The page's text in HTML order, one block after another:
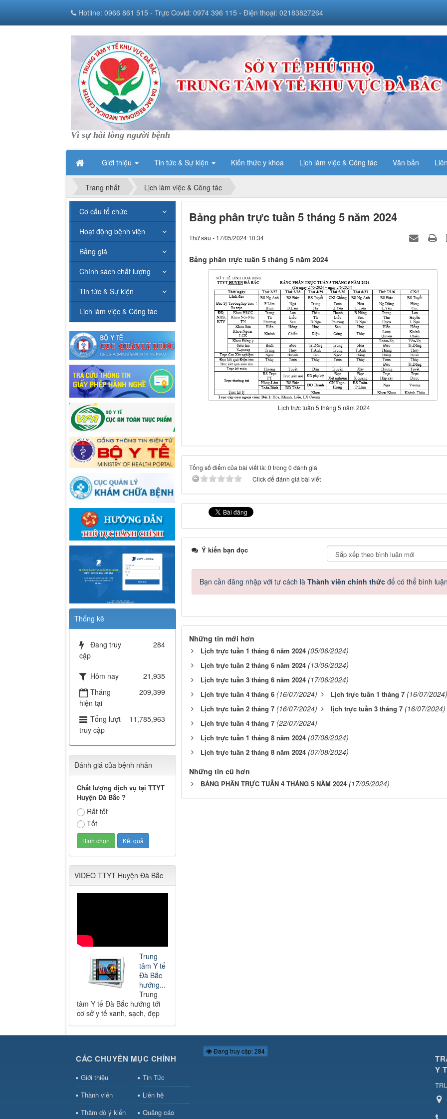
Vì sự hài lòng người bệnh
Giới thiệu Tin tức & Sự kiện Kiến thức y khoa Lịch làm việc & Công tác Văn bản
Hotline: 0966 861 515 - Trực Covid: 0974 396 115 - Điện thoại: 02183827264
Trang nhất Lịch làm việc & Công tác
Bảng phân trực tuần 5 tháng 5 năm 2024
Thứ sáu - 17/05/2024 10:34
Bảng phân trực tuần 5 tháng 5 năm 2024
Lịch trực tuần 5 tháng 5 năm 2024
Tổng số điểm của bài viết là: 0 trong 0 đánh giá
Click để đánh giá bài viết
Ý kiến bạn đọc
Bạn cần đăng nhập với tư cách là Thành viên chính thứcđể có thể bình luận
Những tin mới hơn
Lịch trực tuần 1 tháng 6 năm 2024 (05/06/2024)
Lịch trực tuần 2 tháng 6 năm 2024 (13/06/2024)
Lịch trực tuần 3 tháng 6 năm 2024 (17/06/2024)
Lịch trực tuần 4 tháng 6 (16/07/2024) Lịch trực tuần 1 tháng 7 (16/07/2024)
Lịch trực tuần 2 tháng 7 (16/07/2024) lịch trực tuần 3 tháng 7 (16/07/2024)
Lịch trực tuần 4 tháng 7 (22/07/2024)
Lịch trực tuần 1 tháng 8 năm 2024 (07/08/2024)
Lịch trực tuần 2 tháng 8 năm 2024 (07/08/2024)
Những tin cũ hơn
BẢNG PHÂN TRỰC TUẦN 4 THÁNG 5 NĂM 2024 (17/05/2024)
Cơ cấu tổ chức
Hoạt động bệnh viện
Bảng giá
Chính sách chất lượng
Tin tức & Sự kiện
Lịch làm việc & Công tác
Thống kê
Đang truy
cập
284
Hôm nay
21,935
Tháng
hiện tại
209,399
Tổng lượt
truy cập
11,785,963
Đánh giá của bệnh nhân
Chất lượng dịch vụ tại TTYT
Huyện Đà Bắc ?
Rất tốt
Tốt
VIDEO TTYT Huyện Đà Bắc
Trung
tâm Y tế
Đà Bắc
hướng...
Trung
tâm Y tế Đà Bắc hướng tới
cơ sở y tế xanh, sạch, đẹp
CÁC CHUYÊN MỤC CHÍNH
Giới thiệu
Tin Tức
Thành viên
Liên hệ
Thăm dò ý kiến
Quảng cáo
Đang truy cập: 284
Y